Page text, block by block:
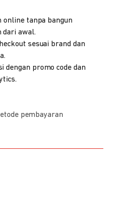
online tanpa bangun
dari awal.
sesuai brand dan
dengan promo code dan
pembayaran